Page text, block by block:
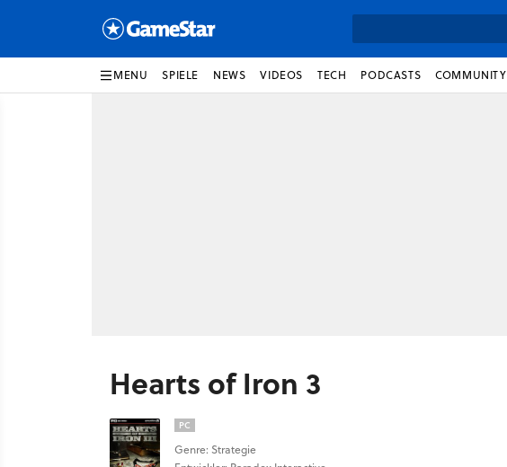
MENU SPIELE NEWS VIDEOS TECH PODCASTS COMMUNITY
Hearts of Iron 3
PC
Genre: Strategie